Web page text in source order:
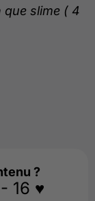
que slime ( 4
?
16 ♥️